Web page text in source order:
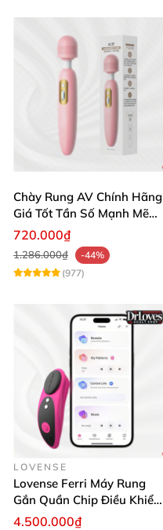
Chày Rung AV Chính Hãng
Giá Tốt Tần Số Mạnh Mẽ
Siêu Bền
720.000₫
1.286.000₫
-44%
(977)
LOVENSE
Lovense Ferri Máy Rung
Gắn Quần Chip Điều Khiển
App Tăng Hưng Phấn
4.500.000₫